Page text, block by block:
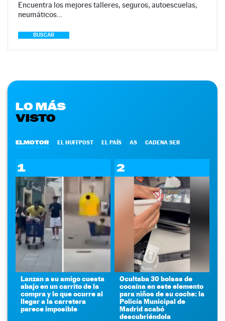
Encuentra los mejores talleres, seguros, autoescuelas,
neumáticos…
BUSCAR
LO MÁS
VISTO
ELMOTOR EL HUFFPOST EL PAÍS AS CADENA SER
1
Lanzan a su amigo cuesta
abajo en un carrito de la
compra y lo que ocurre al
llegar a la carretera
parece imposible
2
Ocultaba 30 bolsas de
cocaína en este elemento
para niños de su coche: la
Policía Municipal de
Madrid acabó
descubriéndola